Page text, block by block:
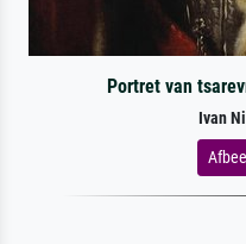
Portret van
Ivan